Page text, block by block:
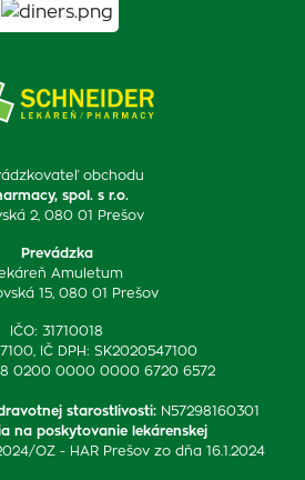
obchodu
spol. s r.o.
2, 080 01 Prešov
Prevádzka
Amuletum
15, 080 01 Prešov
IČO: 31710018
IČ DPH: SK2020547100
0200 0000 0000 6720 6572
starostlivosti: N57298160301
na poskytovanie lekárenskej
OZ - HAR Prešov zo dňa 16.1.2024